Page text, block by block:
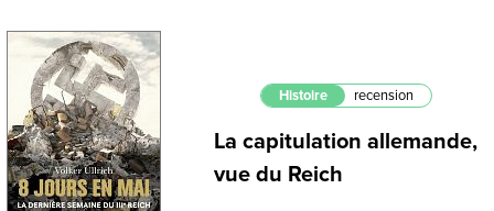
Histoire recension
La capitulation allemande,
vue du Reich